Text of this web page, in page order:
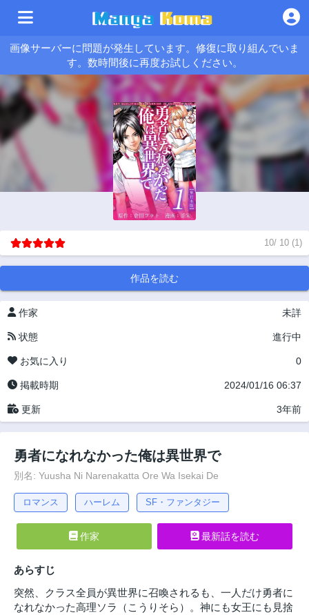
画像サーバーに問題が発生しています。修復に取り組んでいま
す。数時間後に再度お試しください。
10/ 10 (1)
作品を読む
作家 未詳
状態 進行中
お気に入り 0
掲載時期 2024/01/16 06:37
更新 3年前
勇者になれなかった俺は異世界で
別名: Yuusha Ni Narenakatta Ore Wa Isekai De
ロマンス ハーレム SF・ファンタジー
作家 最新話を読む
あらすじ
突然、クラス全員が異世界に召喚されるも、一人だけ勇者に
なれなかった高理ソラ（こうりそら）。神にも女王にも見捨